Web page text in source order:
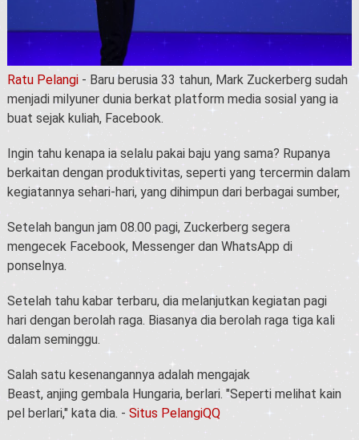
Ratu Pelangi- Baru berusia 33 tahun, Mark Zuckerberg sudah
menjadi milyuner dunia berkat platform media sosial yang ia
buat sejak kuliah, Facebook.
Ingin tahu kenapa ia selalu pakai baju yang sama? Rupanya
berkaitan dengan produktivitas, seperti yang tercermin dalam
kegiatannya sehari-hari, yang dihimpun dari berbagai sumber,
Setelah bangun jam 08.00 pagi, Zuckerberg segera
mengecek Facebook, Messenger dan WhatsApp di
ponselnya.
Setelah tahu kabar terbaru, dia melanjutkan kegiatan pagi
hari dengan berolah raga. Biasanya dia berolah raga tiga kali
dalam seminggu.
Salah satu kesenangannya adalah mengajak
Beast, anjing gembala Hungaria, berlari. "Seperti melihat kain
pel berlari," kata dia. - Situs PelangiQQ